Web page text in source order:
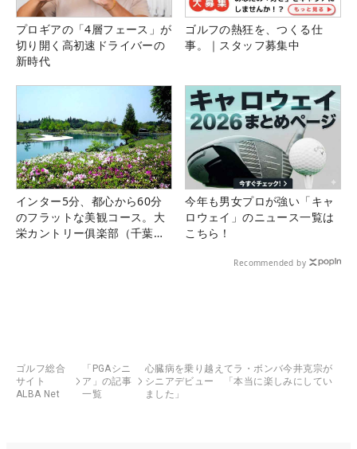
プロギアの「4層フェース」が
切り開く高初速ドライバーの
新時代
ゴルフの熱狂を、つくる仕
事。｜スタッフ募集中
インター5分、都心から60分
のフラットな美観コース。大
栄カントリー俱楽部（千葉
今年も男女プロが強い「キャ
ロウェイ」のニュース一覧は
こちら！
Recommended by
ゴルフ総合
サイト
ALBA Net
「PGAシニ
ア」の記事
一覧
心臓病を乗り越えてラ・ボンバ今井克宗が
シニアデビュー 「本当に楽しみにしてい
ました」